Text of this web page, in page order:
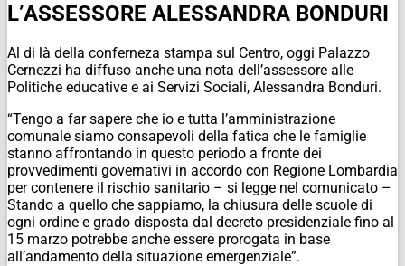
L’ASSESSORE ALESSANDRA BONDURI
Al di là della conferneza stampa sul Centro, oggi Palazzo
Cernezzi ha diffuso anche una nota dell’assessore alle
Politiche educative e ai Servizi Sociali, Alessandra Bonduri.
“Tengo a far sapere che io e tutta l’amministrazione
comunale siamo consapevoli della fatica che le famiglie
stanno affrontando in questo periodo a fronte dei
provvedimenti governativi in accordo con Regione Lombardia
per contenere il rischio sanitario – si legge nel comunicato –
Stando a quello che sappiamo, la chiusura delle scuole di
ogni ordine e grado disposta dal decreto presidenziale fino al
15 marzo potrebbe anche essere prorogata in base
all’andamento della situazione emergenziale”.